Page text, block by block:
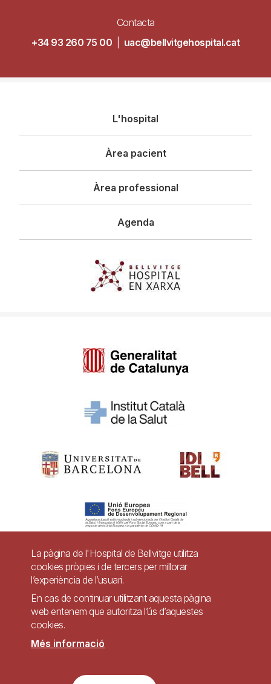
Contacta
+34 93 260 75 00
uac@bellvitgehospital.cat
principal
L'hospital
Àrea pacient
Àrea professional
Agenda
Pie
página
Contacte
Accessibilitat Avís legal Ajuda
Lloc web accessible de conformitat amb el Reial Decret 1112/2018, de 7 de
La pàgina de l'Hospital de Bellvitge utilitza
cookies pròpies i de tercers per millorar
l’experiència de l’usuari.
En cas de continuar utilitzant aquesta pàgina
web entenem que autoritza l’ús d’aquestes
cookies.
Més informació